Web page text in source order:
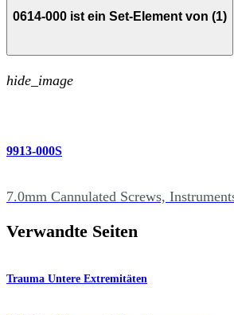
0614-000 ist ein Set-Element von (1)
hide_image
9913-000S
7.0mm Cannulated Screws,
Verwandte Seiten
Trauma Untere Extremitäten